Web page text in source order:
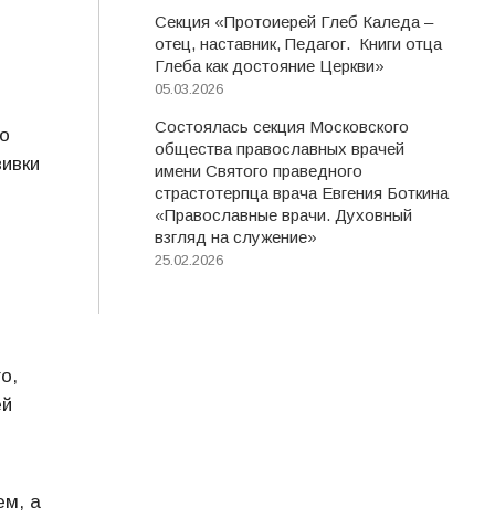
а
Секция «Протоиерей Глеб Каледа –
отец, наставник, Педагог. Книги отца
Глеба как достояние Церкви»
05.03.2026
Состоялась секция Московского
общества православных врачей
имени Святого праведного
страстотерпца врача Евгения Боткина
«Православные врачи. Духовный
взгляд на служение»
25.02.2026